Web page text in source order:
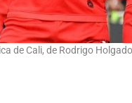
de Cali, de Rodrigo